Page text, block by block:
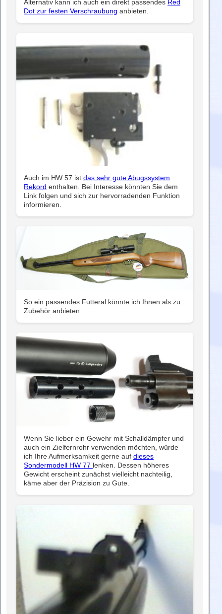
Alternativ kann ich auch ein direkt passendes Red
Dot zur festen Verschraubung anbieten.
Auch im HW 57 ist das sehr gute Abugssystem
Rekord enthalten. Bei Interesse könnten Sie dem
Link folgen und sich zur hervorradenden Funktion
informieren.
So ein passendes Futteral könnte ich Ihnen als zu
Zubehör anbieten
Wenn Sie lieber ein Gewehr mit Schalldämpfer und
auch ein Zielfernrohr verwenden möchten, würde
ich Ihre Aufmerksamkeit gerne auf dieses
Sondermodell HW 77 lenken. Dessen höheres
Gewicht erscheint zunächst vielleicht nachteilig,
käme aber der Präzision zu Gute.